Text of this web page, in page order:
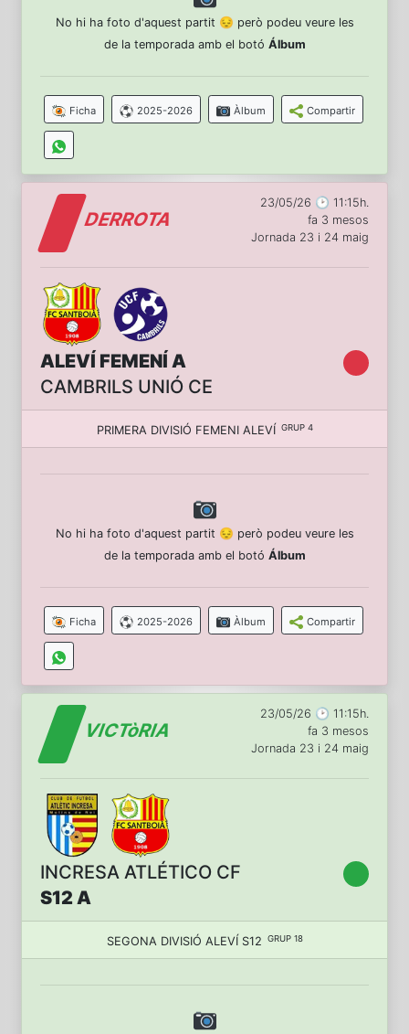
No hi ha foto d'aquest partit 😔 però podeu veure les
de la temporada amb el botó Álbum
Ficha 2025-2026 Àlbum Compartir
DERROTA
23/05/26 🕑 11:15h.
fa 3 mesos
Jornada 23 i 24 maig
ALEVÍ FEMENÍ A
CAMBRILS UNIÓ CE
PRIMERA DIVISIÓ FEMENI ALEVÍGRUP 4
No hi ha foto d'aquest partit 😔 però podeu veure les
de la temporada amb el botó Álbum
Ficha 2025-2026 Àlbum Compartir
VICTòRIA
23/05/26 🕑 11:15h.
fa 3 mesos
Jornada 23 i 24 maig
INCRESA ATLÉTICO CF
S12 A
SEGONA DIVISIÓ ALEVÍ S12 GRUP 18